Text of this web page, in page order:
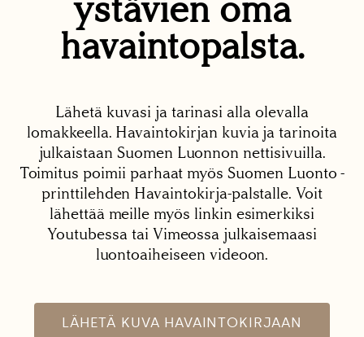
ystävien oma
havaintopalsta.
Lähetä kuvasi ja tarinasi alla olevalla
lomakkeella. Havaintokirjan kuvia ja tarinoita
julkaistaan Suomen Luonnon nettisivuilla.
Toimitus poimii parhaat myös Suomen Luonto -
printtilehden Havaintokirja-palstalle. Voit
lähettää meille myös linkin esimerkiksi
Youtubessa tai Vimeossa julkaisemaasi
luontoaiheiseen videoon.
LÄHETÄ KUVA HAVAINTOKIRJAAN